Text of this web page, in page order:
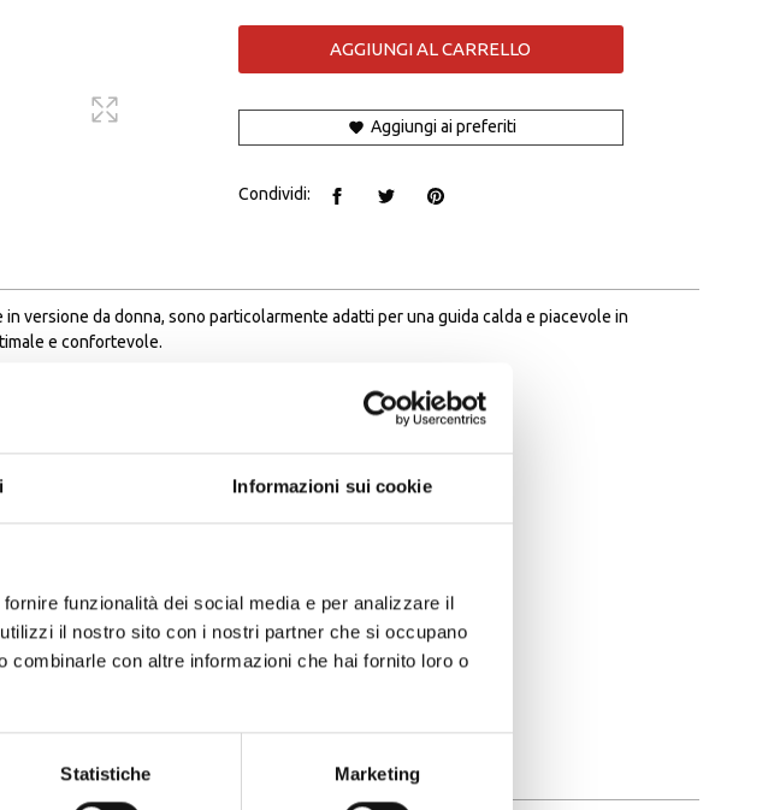
Informazioni sui cookie
funzionalità dei social media e per analizzare il
il nostro sito con i nostri partner che si occupano
combinarle con altre informazioni che hai fornito loro o
Statistiche Marketing
AGGIUNGI AL CARRELLO
Aggiungi ai preferiti
Condividi:
versione da donna, sono particolarmente adatti per una guida calda e piacevole in
e confortevole.
DAINESE